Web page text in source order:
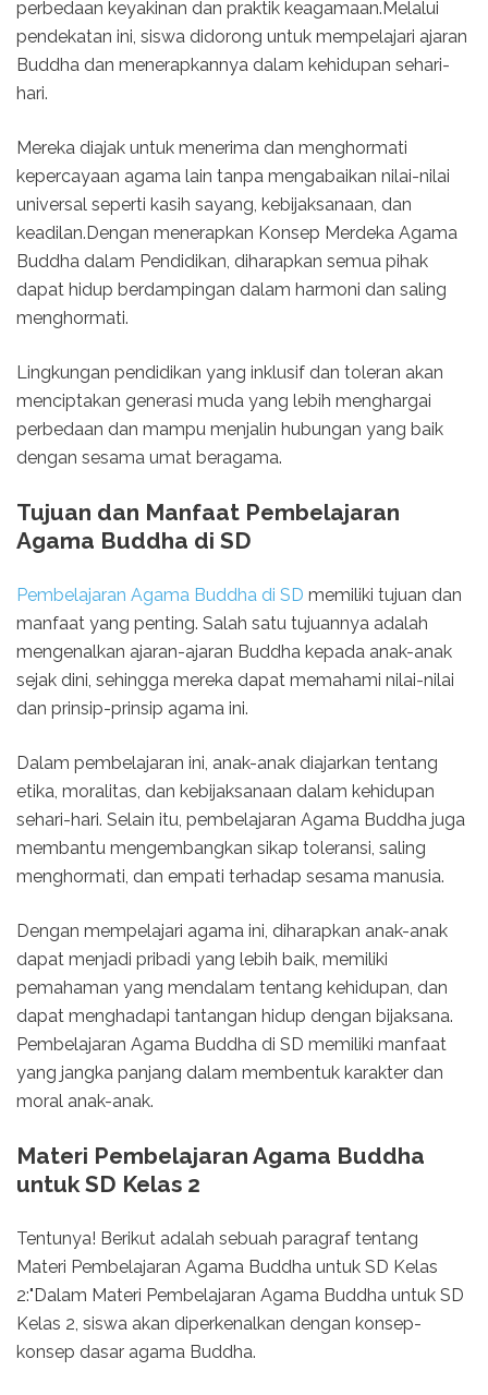
perbedaan keyakinan dan praktik keagamaan.Melalui
pendekatan ini, siswa didorong untuk mempelajari ajaran
Buddha dan menerapkannya dalam kehidupan sehari-
hari.
Mereka diajak untuk menerima dan menghormati
kepercayaan agama lain tanpa mengabaikan nilai-nilai
universal seperti kasih sayang, kebijaksanaan, dan
keadilan.Dengan menerapkan Konsep Merdeka Agama
Buddha dalam Pendidikan, diharapkan semua pihak
dapat hidup berdampingan dalam harmoni dan saling
menghormati.
Lingkungan pendidikan yang inklusif dan toleran akan
menciptakan generasi muda yang lebih menghargai
perbedaan dan mampu menjalin hubungan yang baik
dengan sesama umat beragama.
Tujuan dan Manfaat Pembelajaran
Agama Buddha di SD
Pembelajaran Agama Buddha di SD memiliki tujuan dan
manfaat yang penting. Salah satu tujuannya adalah
mengenalkan ajaran-ajaran Buddha kepada anak-anak
sejak dini, sehingga mereka dapat memahami nilai-nilai
dan prinsip-prinsip agama ini.
Dalam pembelajaran ini, anak-anak diajarkan tentang
etika, moralitas, dan kebijaksanaan dalam kehidupan
sehari-hari. Selain itu, pembelajaran Agama Buddha juga
membantu mengembangkan sikap toleransi, saling
menghormati, dan empati terhadap sesama manusia.
Dengan mempelajari agama ini, diharapkan anak-anak
dapat menjadi pribadi yang lebih baik, memiliki
pemahaman yang mendalam tentang kehidupan, dan
dapat menghadapi tantangan hidup dengan bijaksana.
Pembelajaran Agama Buddha di SD memiliki manfaat
yang jangka panjang dalam membentuk karakter dan
moral anak-anak.
Materi Pembelajaran Agama Buddha
untuk SD Kelas 2
Tentunya! Berikut adalah sebuah paragraf tentang
Materi Pembelajaran Agama Buddha untuk SD Kelas
2:"Dalam Materi Pembelajaran Agama Buddha untuk SD
Kelas 2, siswa akan diperkenalkan dengan konsep-
konsep dasar agama Buddha.